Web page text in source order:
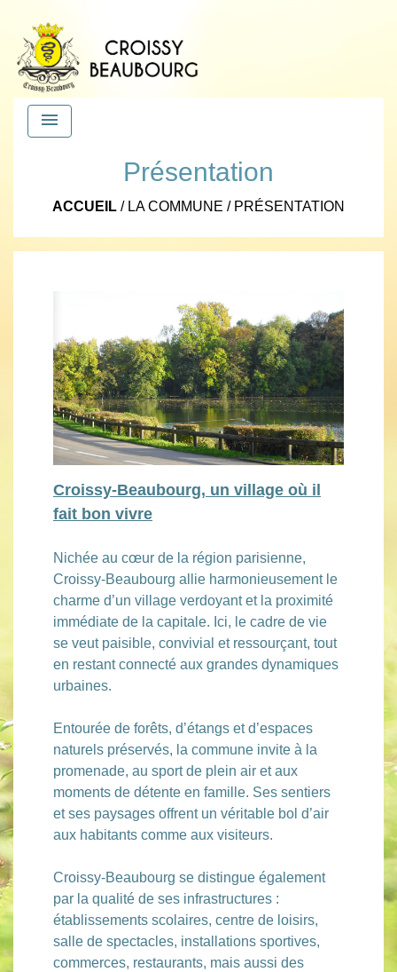
menu
Présentation
ACCUEIL / LA COMMUNE / PRÉSENTATION
Croissy-Beaubourg, un village où il
fait bon vivre
Nichée au cœur de la région parisienne,
Croissy-Beaubourg allie harmonieusement le
charme d’un village verdoyant et la proximité
immédiate de la capitale. Ici, le cadre de vie
se veut paisible, convivial et ressourçant, tout
en restant connecté aux grandes dynamiques
urbaines.
Entourée de forêts, d’étangs et d’espaces
naturels préservés, la commune invite à la
promenade, au sport de plein air et aux
moments de détente en famille. Ses sentiers
et ses paysages offrent un véritable bol d’air
aux habitants comme aux visiteurs.
Croissy-Beaubourg se distingue également
par la qualité de ses infrastructures :
établissements scolaires, centre de loisirs,
salle de spectacles, installations sportives,
commerces, restaurants, mais aussi des